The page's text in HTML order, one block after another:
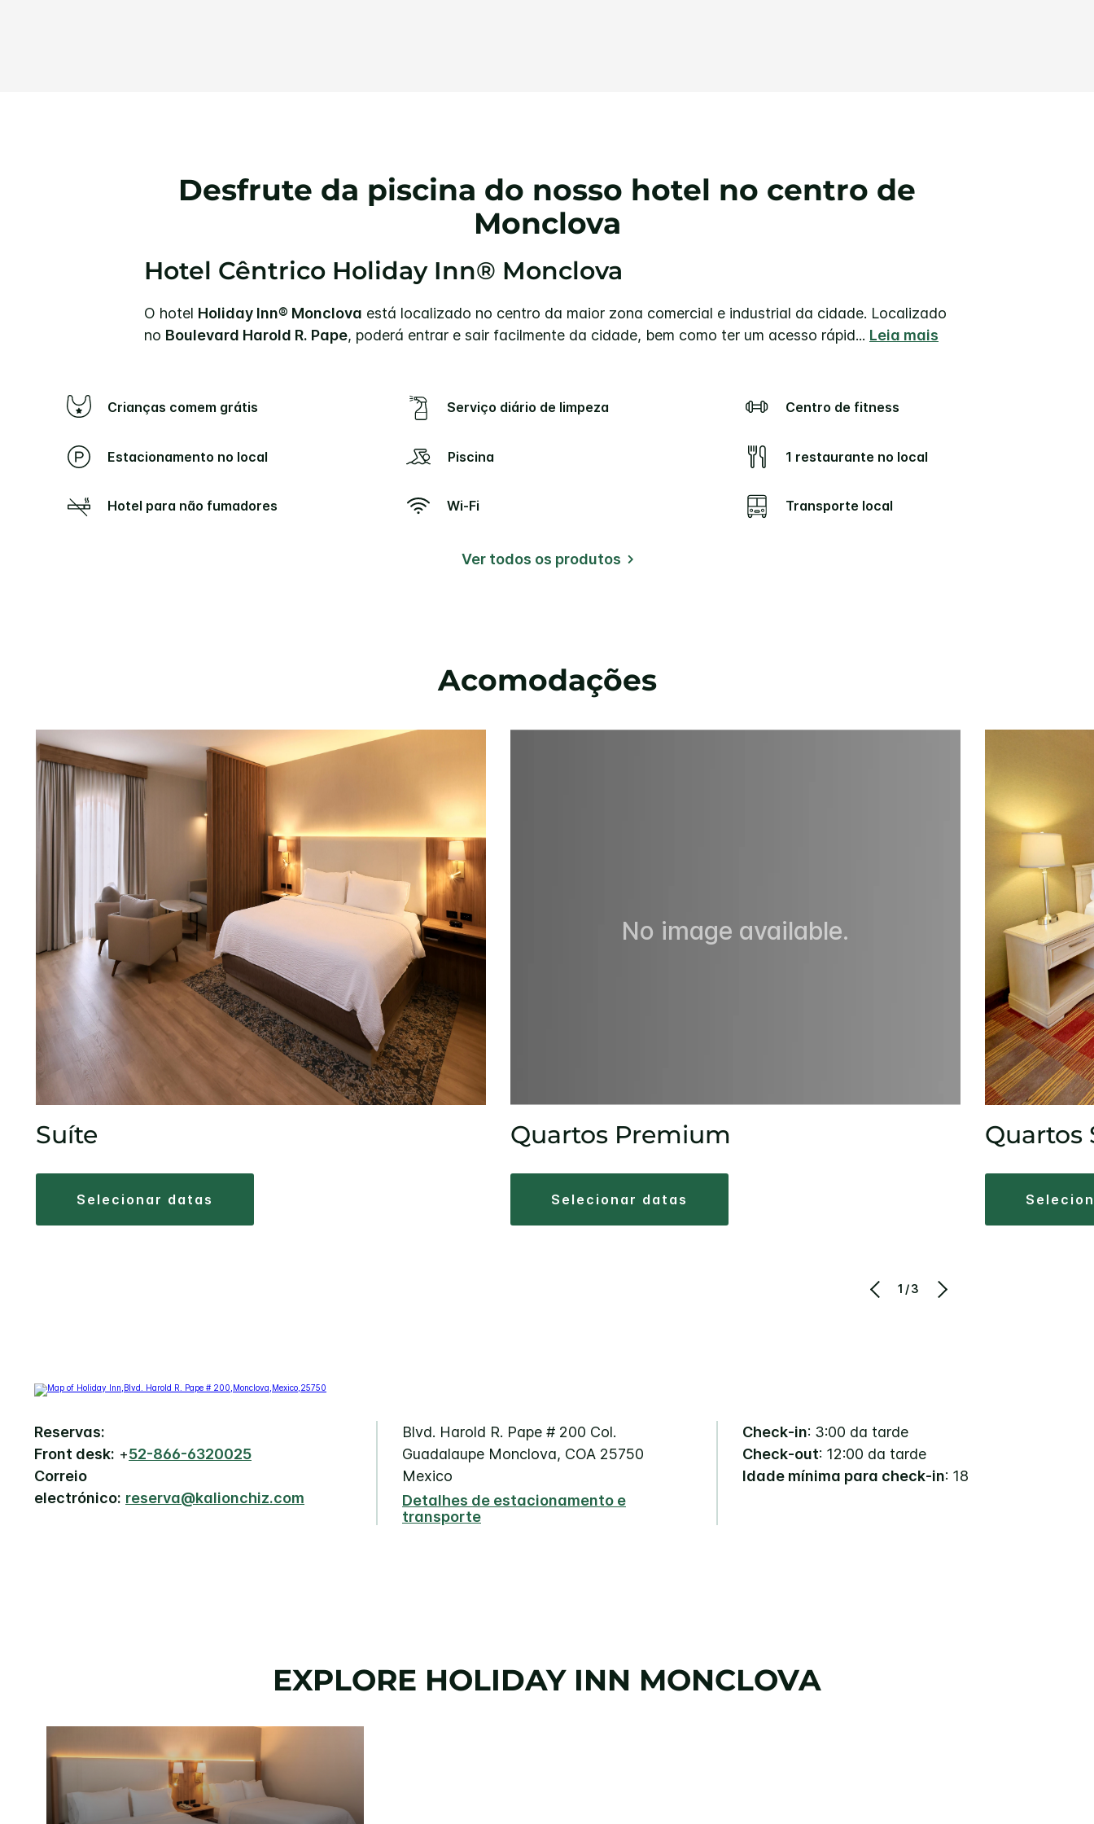
Desfrute da piscina do nosso hotel no centro de
Monclova
Hotel Cêntrico Holiday Inn® Monclova
O hotel Holiday Inn® Monclova está localizado no centro da maior zona comercial e industrial da cidade. Localizado
no Boulevard Harold R. Pape, poderá entrar e sair facilmente da cidade, bem como ter um acesso rápid... Leia mais
Crianças comem grátis Serviço diário de limpeza Centro de fitness
Estacionamento no local Piscina 1 restaurante no local
Hotel para não fumadores Wi-Fi Transporte local
Ver todos os produtos
Acomodações
Suíte
selecionar datas
No image available.
Quartos Premium
selecionar datas
Quartos
1/3
Reservas:
Front desk: +52-866-6320025
Correio
electrónico: reserva@kalionchiz.com
Blvd. Harold R. Pape # 200 Col.
Guadalaupe Monclova, COA 25750
Mexico
Detalhes de estacionamento e
transporte
Check-in: 3:00 da tarde
Check-out: 12:00 da tarde
Idade mínima para check-in: 18
EXPLORE HOLIDAY INN MONCLOVA